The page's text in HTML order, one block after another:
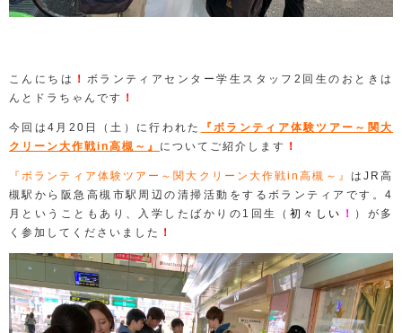
こんにちは ！ ボランティアセンター学生スタッフ2回生のおときは
んとドラちゃんです ！
今回は4月20日（土）に行われた
『ボランティア体験ツアー～関大
クリーン大作戦in高槻～』 についてご紹介します ！
『ボランティア体験ツアー～関大クリーン大作戦in高槻～』 はJR高
槻駅から阪急高槻市駅周辺の清掃活動をするボランティアです。4
月ということもあり、入学したばかりの1回生（ 初々しい ！
）が多
く参加してくださいました ！